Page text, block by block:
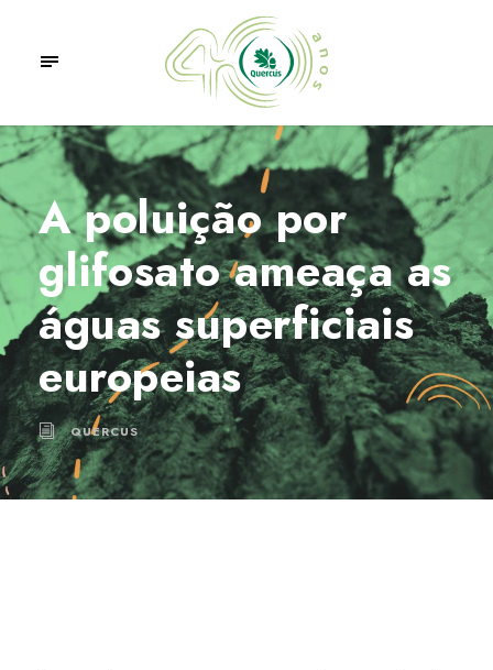
A poluição por
glifosato ameaça as
águas superficiais
europeias
QUERCUS